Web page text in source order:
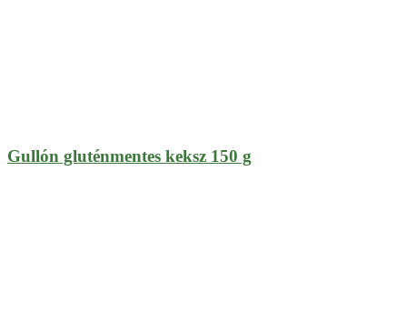
Gullón gluténmentes keksz 150 g